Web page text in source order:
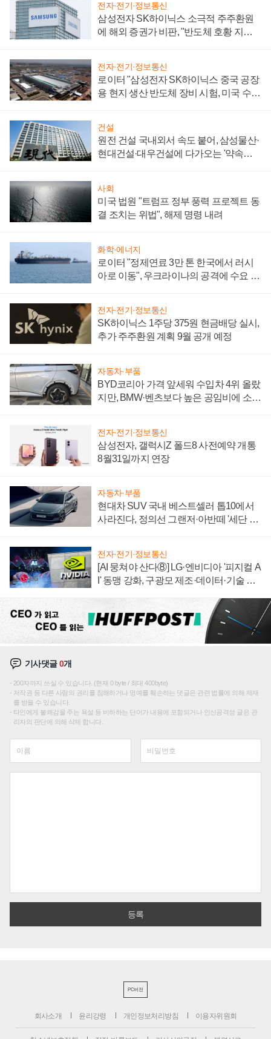
전자·전기·정보통신
삼성전자 SK하이닉스 소극적 주주환원
에 해외 증권가 비판, "반도체 호황 지속
전자·전기·정보통신
로이터 "삼성전자 SK하이닉스 중국 공장
용 현지 생산 반도체 장비 시험, 미국 수출
건설
원전 건설 국내외서 속도 붙어, 삼성물산·
현대건설·대우건설에 다가오는 '약속의
사회
미국 법원 "트럼프 정부 풍력 프로젝트 동
결 조치는 위법", 해제 명령 내려
화학·에너지
로이터 "정제연료 3만 톤 한국에서 러시
아로 이동", 우크라이나의 공격에 수요 늘
전자·전기·정보통신
SK하이닉스 1주당 375원 현금배당 실시,
추가 주주환원 계획 9월 공개 예정
자동차·부품
BYD코리아 가격 앞세워 수입차 4위 올랐
지만, BMW·벤츠보다 높은 공임비에 소비
전자·전기·정보통신
삼성전자, 갤럭시Z 폴드8 사전예약 개통
8월31일까지 연장
자동차·부품
현대차 SUV 국내 베스트셀러 톱10에서
사라진다, 정의선 그랜저·아반떼 '세단 쌍
전자·전기·정보통신
[AI 뭉쳐야 산다⑧] LG·엔비디아 '피지컬 A
I' 동맹 강화, 구광모 제조·데이터·기술 결
기사댓글0개
200자까지 쓰실 수 있습니다. (현재 0 byte / 최대 400byte)
저작권 등 다른 사람의 권리를 침해하거나 명예를 훼손하는 댓글은 관련 법률에 의해 제재
를 받을 수 있습니다.
타인에게 불쾌감을 주는 욕설 등 비하하는 단어가 내용에 포함되거나 인신공격성 글은 관
리자의 판단에 의해 삭제 합니다.
PC버전
회사소개 윤리강령 개인정보처리방침 이용자위원회